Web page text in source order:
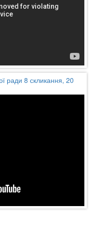
ради 8 скликання, 20